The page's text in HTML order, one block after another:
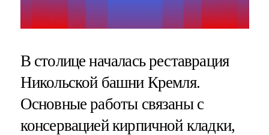
В столице началась реставрация
Никольской башни Кремля.
Основные работы связаны с
консервацией кирпичной кладки,